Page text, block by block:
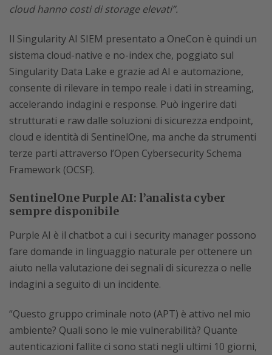
cloud hanno costi di storage elevati”.
Il Singularity AI SIEM presentato a OneCon è quindi un
sistema cloud-native e no-index che, poggiato sul
Singularity Data Lake e grazie ad AI e automazione,
consente di rilevare in tempo reale i dati in streaming,
accelerando indagini e response. Può ingerire dati
strutturati e raw dalle soluzioni di sicurezza endpoint,
cloud e identità di SentinelOne, ma anche da strumenti
terze parti attraverso l’Open Cybersecurity Schema
Framework (OCSF).
SentinelOne Purple AI: l’analista cyber
sempre disponibile
Purple AI è il chatbot a cui i security manager possono
fare domande in linguaggio naturale per ottenere un
aiuto nella valutazione dei segnali di sicurezza o nelle
indagini a seguito di un incidente.
“Questo gruppo criminale noto (APT) è attivo nel mio
ambiente? Quali sono le mie vulnerabilità? Quante
autenticazioni fallite ci sono stati negli ultimi 10 giorni,